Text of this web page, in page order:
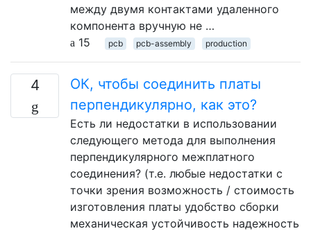
между двумя контактами удаленного
компонента вручную не …
15
pcb pcb-assembly production
4
ОК, чтобы соединить платы
перпендикулярно, как это?
Есть ли недостатки в использовании
следующего метода для выполнения
перпендикулярного межплатного
соединения? (т.е. любые недостатки с
точки зрения возможность / стоимость
изготовления платы удобство сборки
механическая устойчивость надежность